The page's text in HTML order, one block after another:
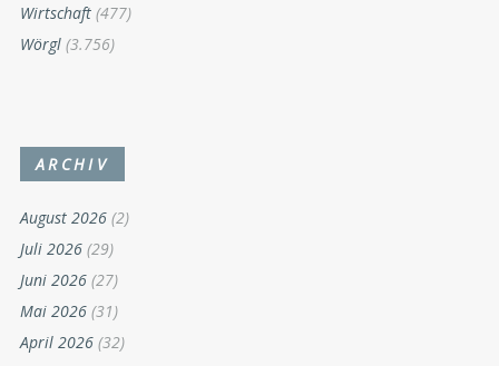
Wirtschaft (477)
Wörgl (3.756)
ARCHIV
August 2026 (2)
Juli 2026 (29)
Juni 2026 (27)
Mai 2026 (31)
April 2026 (32)